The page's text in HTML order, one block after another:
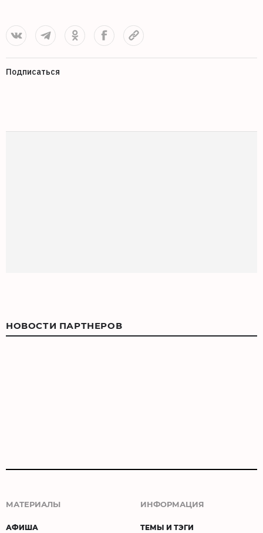
Подписаться
НОВОСТИ ПАРТНЕРОВ
МАТЕРИАЛЫ
АФИША
ИНФОРМАЦИЯ
ТЕМЫ И ТЭГИ